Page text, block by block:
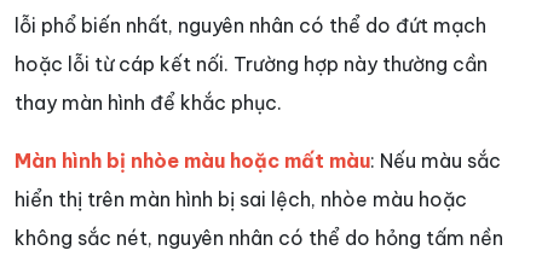
lỗi phổ biến nhất, nguyên nhân có thể do đứt mạch
hoặc lỗi từ cáp kết nối. Trường hợp này thường cần
thay màn hình để khắc phục.
Màn hình bị nhòe màu hoặc mất màu: Nếu màu sắc
hiển thị trên màn hình bị sai lệch, nhòe màu hoặc
không sắc nét, nguyên nhân có thể do hỏng tấm nền